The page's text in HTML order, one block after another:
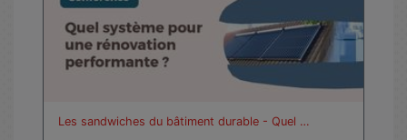
Les sandwiches du bâtiment durable - Quel …